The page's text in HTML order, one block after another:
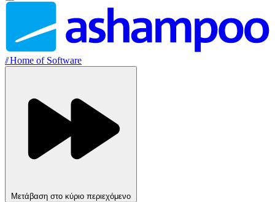
//Home of Software
Μετάβαση στο κύριο περιεχόμενο